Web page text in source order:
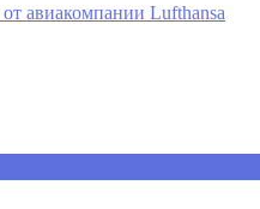
авиакомпании Lufthansa